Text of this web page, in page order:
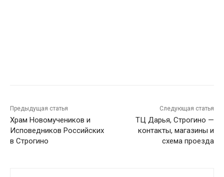
Предыдущая статья
Храм Новомучеников и
Исповедников Российских
в Строгино
Следующая статья
ТЦ Дарья, Строгино —
контакты, магазины и
схема проезда